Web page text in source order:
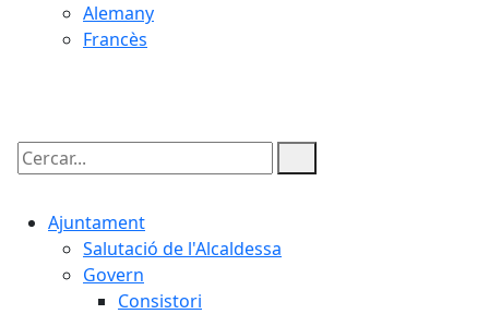
Alemany
Francès
Cercar:
Ajuntament
Salutació de l'Alcaldessa
Govern
Consistori